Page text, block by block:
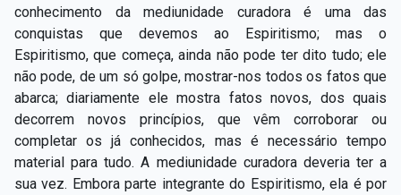
conhecimento da mediunidade curadora é uma das
conquistas que devemos ao Espiritismo; mas o
Espiritismo, que começa, ainda não pode ter dito tudo; ele
não pode, de um só golpe, mostrar-nos todos os fatos que
abarca; diariamente ele mostra fatos novos, dos quais
decorrem novos princípios, que vêm corroborar ou
completar os já conhecidos, mas é necessário tempo
material para tudo. A mediunidade curadora deveria ter a
sua vez. Embora parte integrante do Espiritismo, ela é por